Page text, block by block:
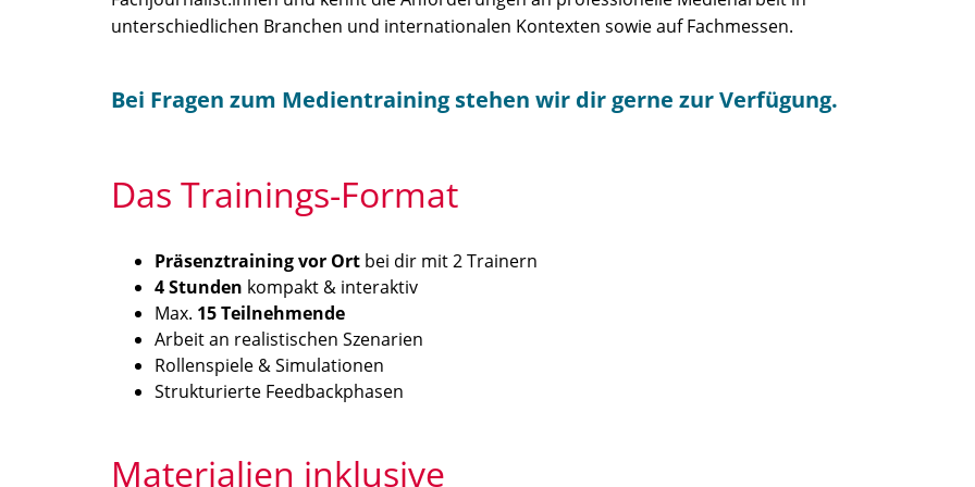
unterschiedlichen Branchen und internationalen Kontexten sowie auf Fachmessen.
Bei Fragen zum Medientraining stehen wir dir gerne zur Verfügung.
Das Trainings-Format
Präsenztraining vor Ort bei dir mit 2 Trainern
4 Stunden kompakt & interaktiv
Max. 15 Teilnehmende
Arbeit an realistischen Szenarien
Rollenspiele & Simulationen
Strukturierte Feedbackphasen
Materialien inklusive